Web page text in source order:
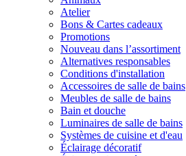
Atelier
Bons & Cartes cadeaux
Promotions
Nouveau dans l’assortiment
Alternatives responsables
Conditions d'installation
Accessoires de salle de bains
Meubles de salle de bains
Bain et douche
Luminaires de salle de bains
Systèmes de cuisine et d'eau
Éclairage décoratif